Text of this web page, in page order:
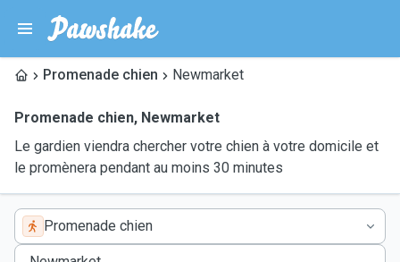
Promenade chien Newmarket
Promenade chien, Newmarket
Le gardien viendra chercher votre chien à votre domicile et
le promènera pendant au moins 30 minutes
Promenade chien